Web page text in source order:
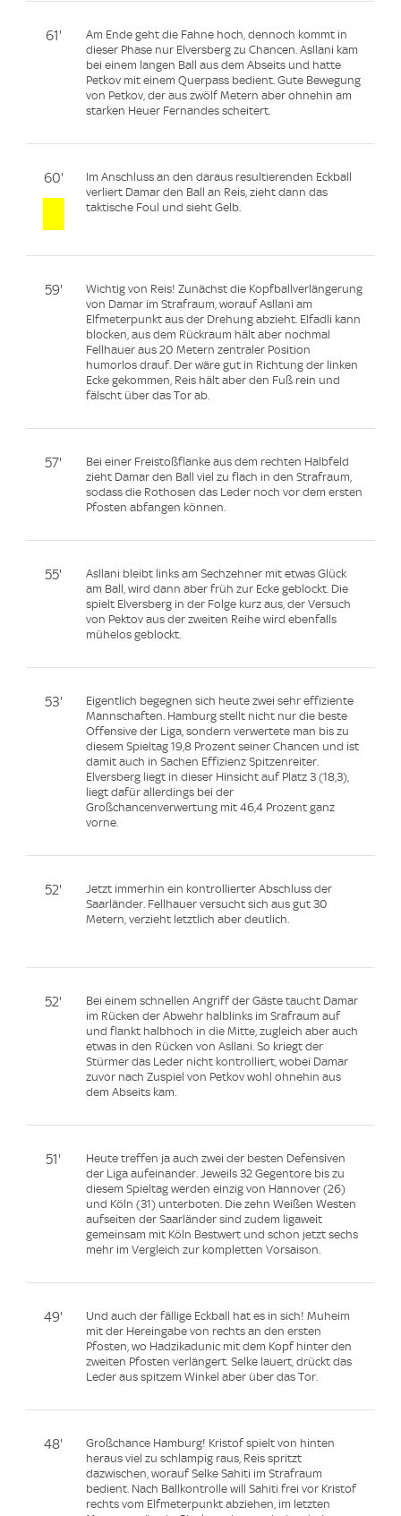
61'
Am Ende geht die Fahne hoch, dennoch kommt in
dieser Phase nur Elversberg zu Chancen. Asllani kam
bei einem langen Ball aus dem Abseits und hatte
Petkov mit einem Querpass bedient. Gute Bewegung
von Petkov, der aus zwölf Metern aber ohnehin am
starken Heuer Fernandes scheitert.
60'
Im Anschluss an den daraus resultierenden Eckball
verliert Damar den Ball an Reis, zieht dann das
taktische Foul und sieht Gelb.
59'
Wichtig von Reis! Zunächst die Kopfballverlängerung
von Damar im Strafraum, worauf Asllani am
Elfmeterpunkt aus der Drehung abzieht. Elfadli kann
blocken, aus dem Rückraum hält aber nochmal
Fellhauer aus 20 Metern zentraler Position
humorlos drauf. Der wäre gut in Richtung der linken
Ecke gekommen, Reis hält aber den Fuß rein und
fälscht über das Tor ab.
57'
Bei einer Freistoßflanke aus dem rechten Halbfeld
zieht Damar den Ball viel zu flach in den Strafraum,
sodass die Rothosen das Leder noch vor dem ersten
Pfosten abfangen können.
55'
Asllani bleibt links am Sechzehner mit etwas Glück
am Ball, wird dann aber früh zur Ecke geblockt. Die
spielt Elversberg in der Folge kurz aus, der Versuch
von Pektov aus der zweiten Reihe wird ebenfalls
mühelos geblockt.
53'
Eigentlich begegnen sich heute zwei sehr effiziente
Mannschaften. Hamburg stellt nicht nur die beste
Offensive der Liga, sondern verwertete man bis zu
diesem Spieltag 19,8 Prozent seiner Chancen und ist
damit auch in Sachen Effizienz Spitzenreiter.
Elversberg liegt in dieser Hinsicht auf Platz 3 (18,3),
liegt dafür allerdings bei der
Großchancenverwertung mit 46,4 Prozent ganz
vorne.
52'
Jetzt immerhin ein kontrollierter Abschluss der
Saarländer. Fellhauer versucht sich aus gut 30
Metern, verzieht letztlich aber deutlich.
52'
Bei einem schnellen Angriff der Gäste taucht Damar
im Rücken der Abwehr halblinks im Srafraum auf
und flankt halbhoch in die Mitte, zugleich aber auch
etwas in den Rücken von Asllani. So kriegt der
Stürmer das Leder nicht kontrolliert, wobei Damar
zuvor nach Zuspiel von Petkov wohl ohnehin aus
dem Abseits kam.
51'
Heute treffen ja auch zwei der besten Defensiven
der Liga aufeinander. Jeweils 32 Gegentore bis zu
diesem Spieltag werden einzig von Hannover (26)
und Köln (31) unterboten. Die zehn Weißen Westen
aufseiten der Saarländer sind zudem ligaweit
gemeinsam mit Köln Bestwert und schon jetzt sechs
mehr im Vergleich zur kompletten Vorsaison.
49'
Und auch der fällige Eckball hat es in sich! Muheim
mit der Hereingabe von rechts an den ersten
Pfosten, wo Hadzikadunic mit dem Kopf hinter den
zweiten Pfosten verlängert. Selke lauert, drückt das
Leder aus spitzem Winkel aber über das Tor.
48'
Großchance Hamburg! Kristof spielt von hinten
heraus viel zu schlampig raus, Reis spritzt
dazwischen, worauf Selke Sahiti im Strafraum
bedient. Nach Ballkontrolle will Sahiti frei vor Kristof
rechts vom Elfmeterpunkt abziehen, im letzten